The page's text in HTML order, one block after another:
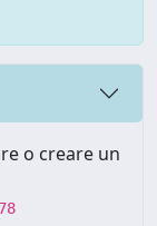
o creare un